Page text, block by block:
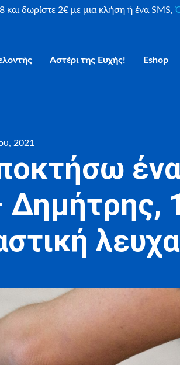
και δωρίστε 2€ με μια κλήση ή ένα SMS,
Αστέρι της Ευχής! Eshop
2021
Δημήτρης,